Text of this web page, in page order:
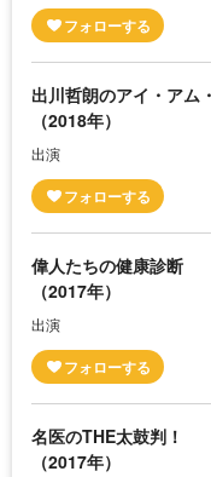
出川哲朗のアイ・アム
（2018年）
出演
偉人たちの健康診断
（2017年）
出演
名医のTHE太鼓判！
（2017年）